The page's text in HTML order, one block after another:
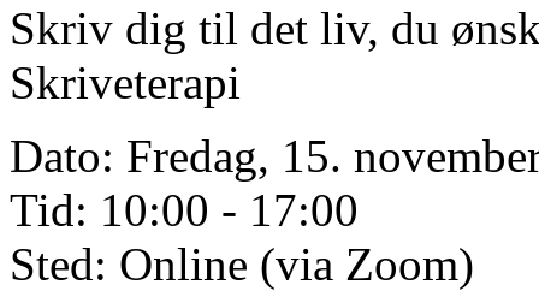
Skriv dig til det liv, du
Skriveterapi
Dato: Fredag, 15.
Tid: 10:00 - 17:00
Sted: Online (via Zoom)